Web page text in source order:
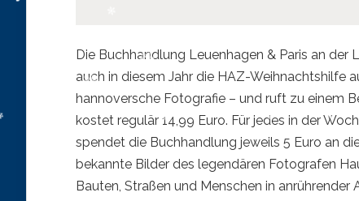
Die Buchhandlung Leuenhagen & Paris an
auch in diesem Jahr die HAZ-Weihnachtshilfe
hannoversche Fotografie – und ruft zu einem
kostet regulär 14,99 Euro. Für jedes in der
spendet die Buchhandlung jeweils 5 Euro an
bekannte Bilder des legendären Fotografen
Bauten, Straßen und Menschen in anrührender